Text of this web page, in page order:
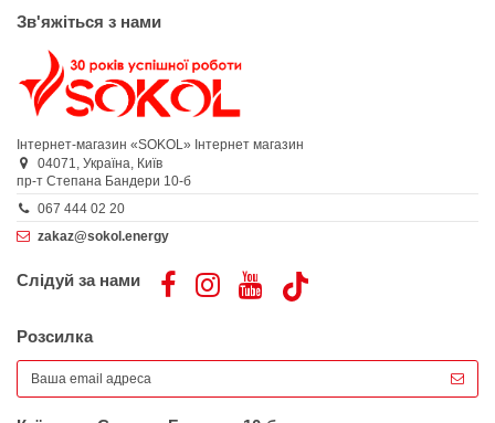
Зв'яжіться з нами
Інтернет-магазин «SOKOL» Інтернет магазин
04071, Україна, Київ
пр-т Степана Бандери 10-б
067 444 02 20
zakaz@sokol.energy
Слідуй за нами
Розсилка